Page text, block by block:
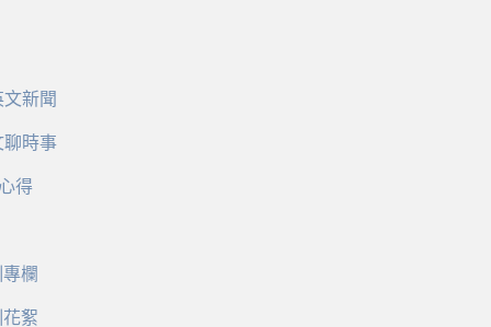
新聞
聊時事
得
欄
絮